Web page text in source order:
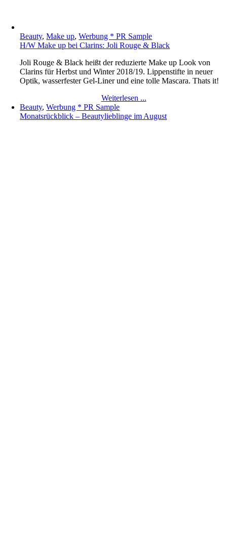
Beauty,Make up,Werbung * PR Sample
H/W Make up bei Clarins: Joli Rouge & Black
Joli Rouge & Black heißt der reduzierte Make up Look von
Clarins für Herbst und Winter 2018/19. Lippenstifte in neuer
Optik, wasserfester Gel-Liner und eine tolle Mascara. Thats it!
Weiterlesen ...
Beauty,Werbung * PR Sample
Monatsrückblick – Beautylieblinge im August